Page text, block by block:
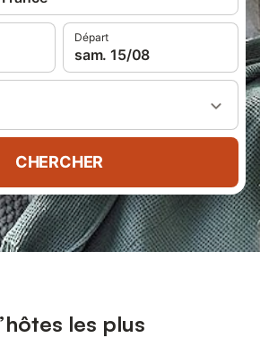
Départ
sam. 15/08
CHERCHER
les plus